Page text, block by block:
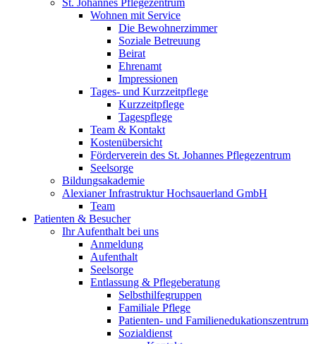
St. Johannes Pflegezentrum
Wohnen mit Service
Die Bewohnerzimmer
Soziale Betreuung
Beirat
Ehrenamt
Impressionen
Tages- und Kurzzeitpflege
Kurzzeitpflege
Tagespflege
Team & Kontakt
Kostenübersicht
Förderverein des St. Johannes Pflegezentrum
Seelsorge
Bildungsakademie
Alexianer Infrastruktur Hochsauerland GmbH
Team
Patienten & Besucher
Ihr Aufenthalt bei uns
Anmeldung
Aufenthalt
Seelsorge
Entlassung & Pflegeberatung
Selbsthilfegruppen
Familiale Pflege
Patienten- und Familienedukationszentrum
Sozialdienst